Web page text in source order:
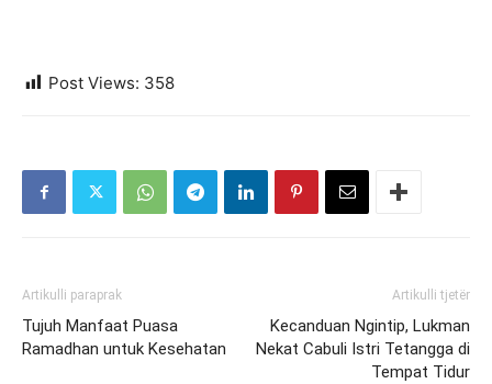
Post Views: 358
Artikulli paraprak
Tujuh Manfaat Puasa
Ramadhan untuk Kesehatan
Artikulli tjetër
Kecanduan Ngintip, Lukman
Nekat Cabuli Istri Tetangga di
Tempat Tidur